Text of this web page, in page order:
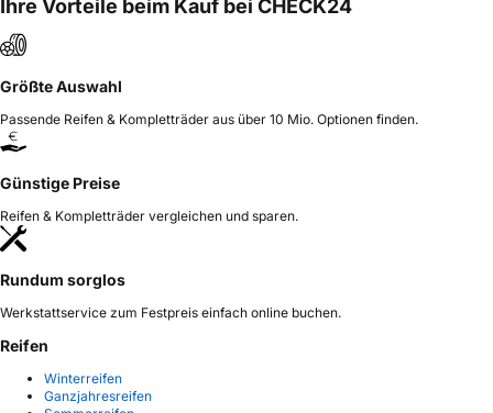
Ihre Vorteile beim Kauf bei CHECK24
Größte Auswahl
Passende Reifen & Kompletträder aus über 10 Mio. Optionen finden.
Günstige Preise
Reifen & Kompletträder vergleichen und sparen.
Rundum sorglos
Werkstattservice zum Festpreis einfach online buchen.
Reifen
Winterreifen
Ganzjahresreifen